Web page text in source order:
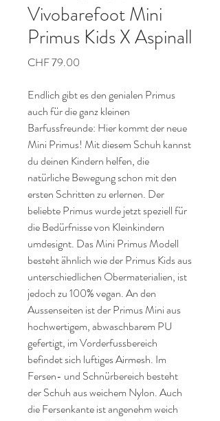
Vivobarefoot Mini
Primus Kids X Aspinall
CHF 79.00
Endlich gibt es den genialen Primus
auch für die ganz kleinen
Barfussfreunde: Hier kommt der neue
Mini Primus! Mit diesem Schuh kannst
du deinen Kindern helfen, die
natürliche Bewegung schon mit den
ersten Schritten zu erlernen. Der
beliebte Primus wurde jetzt speziell für
die Bedürfnisse von Kleinkindern
umdesignt. Das Mini Primus Modell
besteht ähnlich wie der Primus Kids aus
unterschiedlichen Obermaterialien, ist
jedoch zu 100% vegan. An den
Aussenseiten ist der Primus Mini aus
hochwertigem, abwaschbarem PU
gefertigt, im Vorderfussbereich
befindet sich luftiges Airmesh. Im
Fersen- und Schnürbereich besteht
der Schuh aus weichem Nylon. Auch
die Fersenkante ist angenehm weich